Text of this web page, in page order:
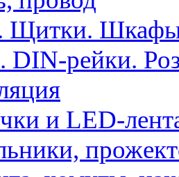
Щитки.
рейки.
и LED-